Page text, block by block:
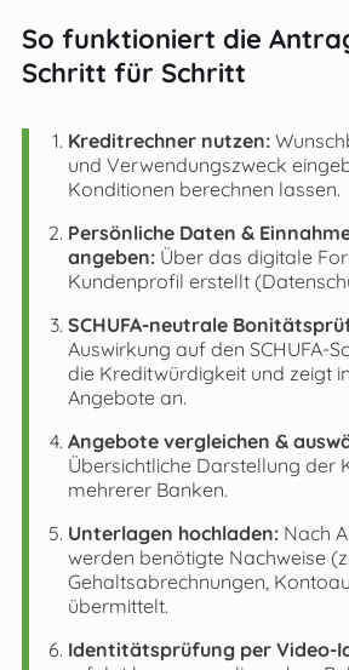
So funktioniert die
Schritt für Schritt
Kreditrechner nutzen:
und Verwendungszweck
Konditionen berechnen lassen.
Persönliche Daten &
angeben:Über das digitale
Kundenprofil erstellt
SCHUFA-neutrale
Auswirkung auf den SCHUFA-
die Kreditwürdigkeit und zeigt
Angebote an.
Angebote vergleichen &
Übersichtliche Darstellung der
mehrerer Banken.
Unterlagen hochladen:Nach
werden benötigte Nachweise
Gehaltsabrechnungen,
übermittelt.
Identitätsprüfung per Video-